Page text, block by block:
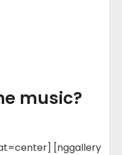
music?
[nggallery